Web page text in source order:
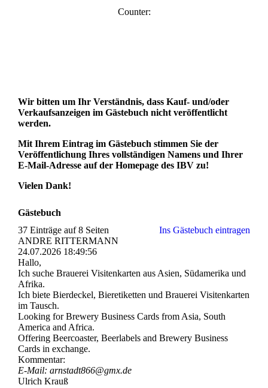
Counter:
Wir bitten um Ihr Verständnis, dass Kauf- und/oder
Verkaufsanzeigen im Gästebuch nicht veröffentlicht
werden.
Mit Ihrem Eintrag im Gästebuch stimmen Sie der
Veröffentlichung Ihres vollständigen Namens und Ihrer
E-Mail-Adresse auf der Homepage des IBV zu!
Vielen Dank!
Gästebuch
37 Einträge auf 8 Seiten
Ins Gästebuch eintragen
ANDRE RITTERMANN
24.07.2026 18:49:56
Hallo,
Ich suche Brauerei Visitenkarten aus Asien, Südamerika und
Afrika.
Ich biete Bierdeckel, Bieretiketten und Brauerei Visitenkarten
im Tausch.
Looking for Brewery Business Cards from Asia, South
America and Africa.
Offering Beercoaster, Beerlabels and Brewery Business
Cards in exchange.
Kommentar:
E-Mail: arnstadt866@gmx.de
Ulrich Krauß